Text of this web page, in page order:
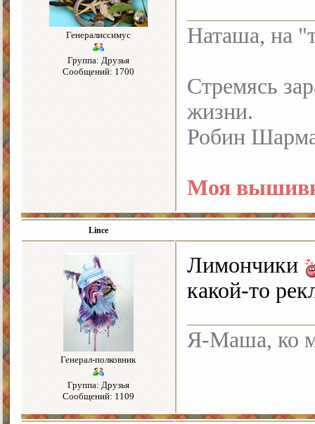
Генералиссимус
Группа: Друзья
Сообщений: 1700
Наташа, на
Стремясь
жизни.
Робин
Моя
Lince
Генерал-полковник
Группа: Друзья
Сообщений: 1109
Лимончики
какой-то
Я-Маша, ко